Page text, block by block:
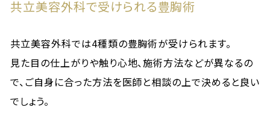
共立美容外科で受けられる豊胸術
共立美容外科では4種類の豊胸術が受けられます。
見た目の仕上がりや触り心地、施術方法などが異なるの
で、ご自身に合った方法を医師と相談の上で決めると良い
でしょう。